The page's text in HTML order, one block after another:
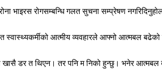
भाइरस रोगसम्बन्धि गलत सुचना सम्प्रेषण
आत्मीय व्यवहारले आफ्नो आत्मबल बढेको
डर त थिएन। तर पनि म निको हुन्छु। भनेर आत्मबल